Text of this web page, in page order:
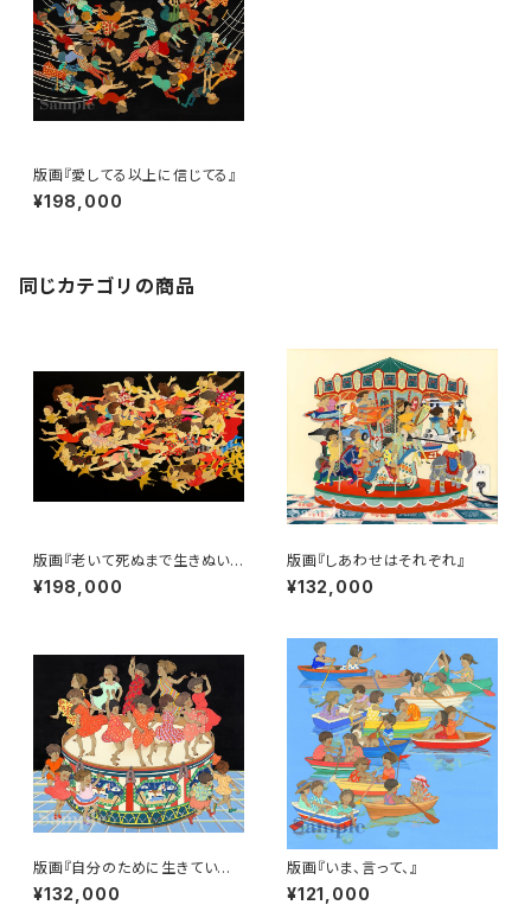
版画『愛してる以上に信じてる』
¥198,000
同じカテゴリの商品
版画『老いて死ぬまで生きぬい
て』
¥198,000
版画『しあわせはそれぞれ』
¥132,000
版画『自分のために生きていいっ
て気づけたから』
¥132,000
版画『いま、言って、』
¥121,000